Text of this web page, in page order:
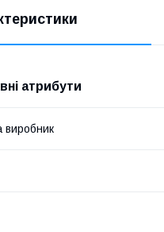
атрибути
виробник